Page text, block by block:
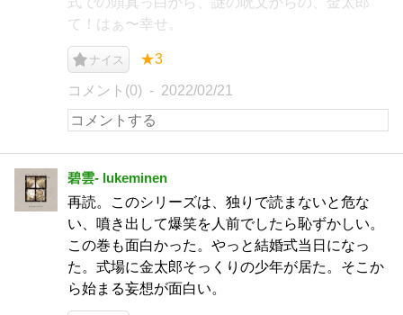
て！はぁ〜幸せ。
ナイス ★3
コメント(0) 2022/02/21
碧雲- lukeminen
再読。このシリーズは、独りで読まないと危な
い、噴き出して爆笑を人前でしたら恥ずかしい。
この巻も面白かった。やっと結婚式当日になっ
た。式場に金太郎そっくりの少年が居た。そこか
ら始まる妄想が面白い。